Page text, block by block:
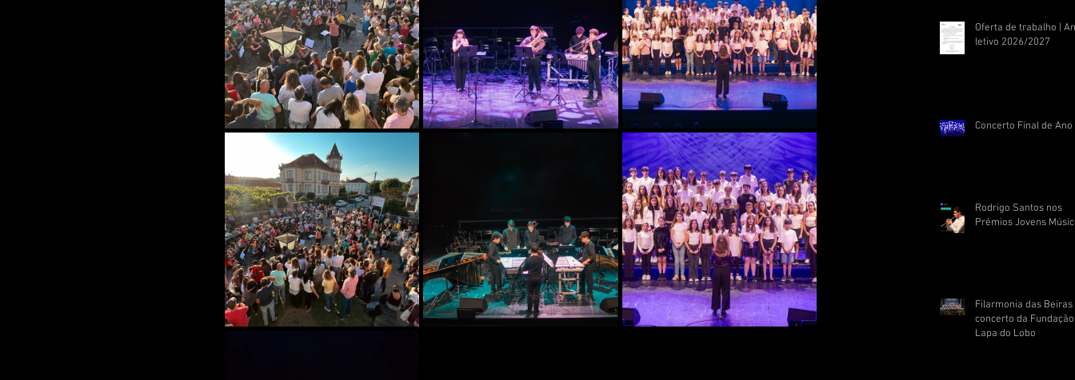
Oferta de trabalho |
letivo 2026/2027
Concerto Final de Ano
Rodrigo Santos nos
Prémios Jovens
Filarmonia das Beiras
concerto da Fundação
Lapa do Lobo